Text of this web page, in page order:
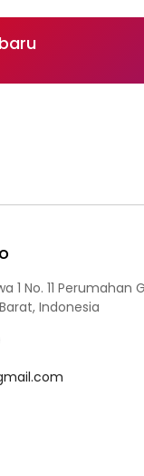
1 No. 11 Perumahan
Indonesia